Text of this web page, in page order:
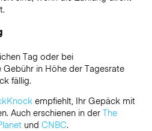
Tag oder bei
in Höhe der Tagesrate
fällig.
empfiehlt, Ihr Gepäck mit
Auch erschienen in der The
und CNBC.